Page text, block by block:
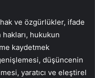
ve özgürlükler, ifade
hukukun
kaydetmek
düşüncenin
yaratıcı ve eleştirel